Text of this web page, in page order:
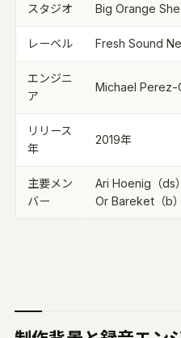
スタジオ Big Orange
レーベル Fresh Sound
エンジニ
ア
Michael Perez-
リリース
年
2019年
主要メン
バー
Ari Hoenig（ds
Or Bareket（b）